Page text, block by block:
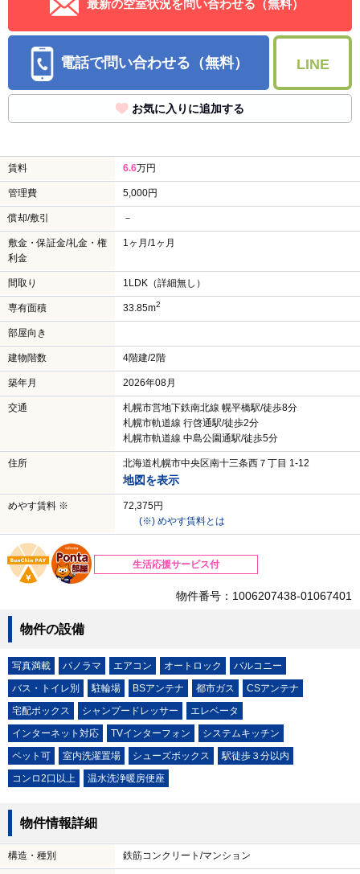
最新の空室状況を問い合わせる（無料）
電話で問い合わせる（無料） LINE
お気に入りに追加する
賃料 6.6万円
管理費 5,000円
償却/敷引 －
敷金・保証金/礼金・権
利金
1ヶ月/1ヶ月
間取り 1LDK（詳細無し）
専有面積 33.85m2
部屋向き
建物階数 4階建/2階
築年月 2026年08月
交通
札幌市営地下鉄南北線 幌平橋駅/徒歩8分
札幌市軌道線 行啓通駅/徒歩2分
札幌市軌道線 中島公園通駅/徒歩5分
住所 北海道札幌市中央区南十三条西７丁目 1-12
地図を表示
めやす賃料 ※
72,375円
(※) めやす賃料とは
生活応援サービス付
物件番号：1006207438-01067401
物件の設備
写真満載 パノラマ エアコン オートロック
バルコニー
バス・トイレ別
駐輪場 BSアンテナ 都市ガス
CSアンテナ
宅配ボックス
シャンプードレッサー
エレベータ
インターネット対応
TVインターフォン
システムキッチン
ペット可
室内洗濯置場 シューズボックス
駅徒歩３分以内
コンロ2口以上
温水洗浄暖房便座
物件情報詳細
構造・種別 鉄筋コンクリート/マンション